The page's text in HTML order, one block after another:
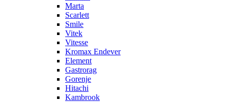
Marta
Scarlett
Smile
Vitek
Vitesse
Kromax Endever
Element
Gastrorag
Gorenje
Hitachi
Kambrook